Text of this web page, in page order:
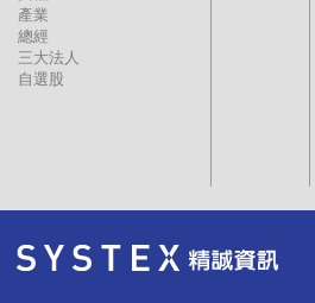
產業
總經
三大法人
自選股